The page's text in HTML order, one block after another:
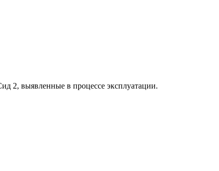
2, выявленные в процессе эксплуатации.